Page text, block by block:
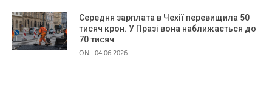
Середня зарплата в Чехії перевищила 50
тисяч крон. У Празі вона наближається до
70 тисяч
ON: 04.06.2026